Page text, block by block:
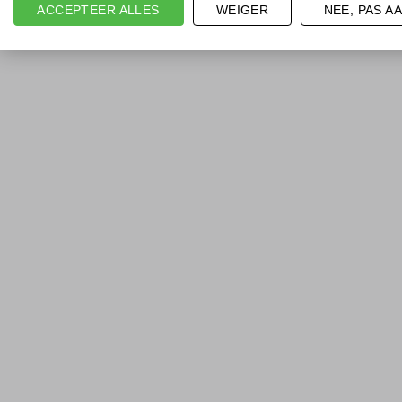
ACCEPTEER ALLES WEIGER NEE, PAS